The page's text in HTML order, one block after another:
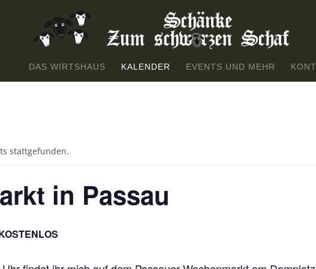
DAS WIRTSHAUS KALENDER EVENTS UND MEHR
stattgefunden.
in Passau